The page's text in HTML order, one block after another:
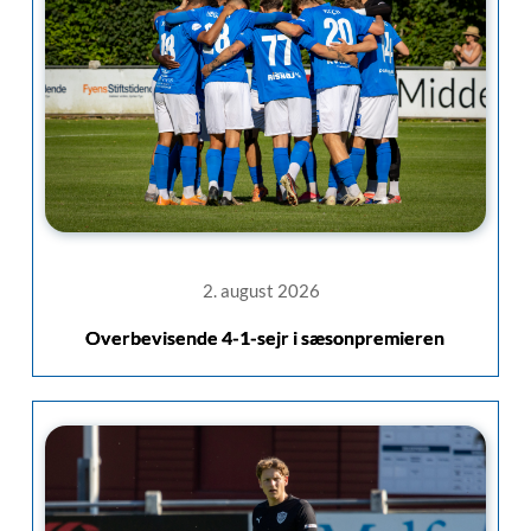
2. august 2026
Overbevisende 4-1-sejr i sæsonpremieren